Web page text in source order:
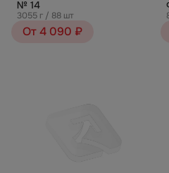
№ 14
3055 г / 88 шт
От 4 090 ₽